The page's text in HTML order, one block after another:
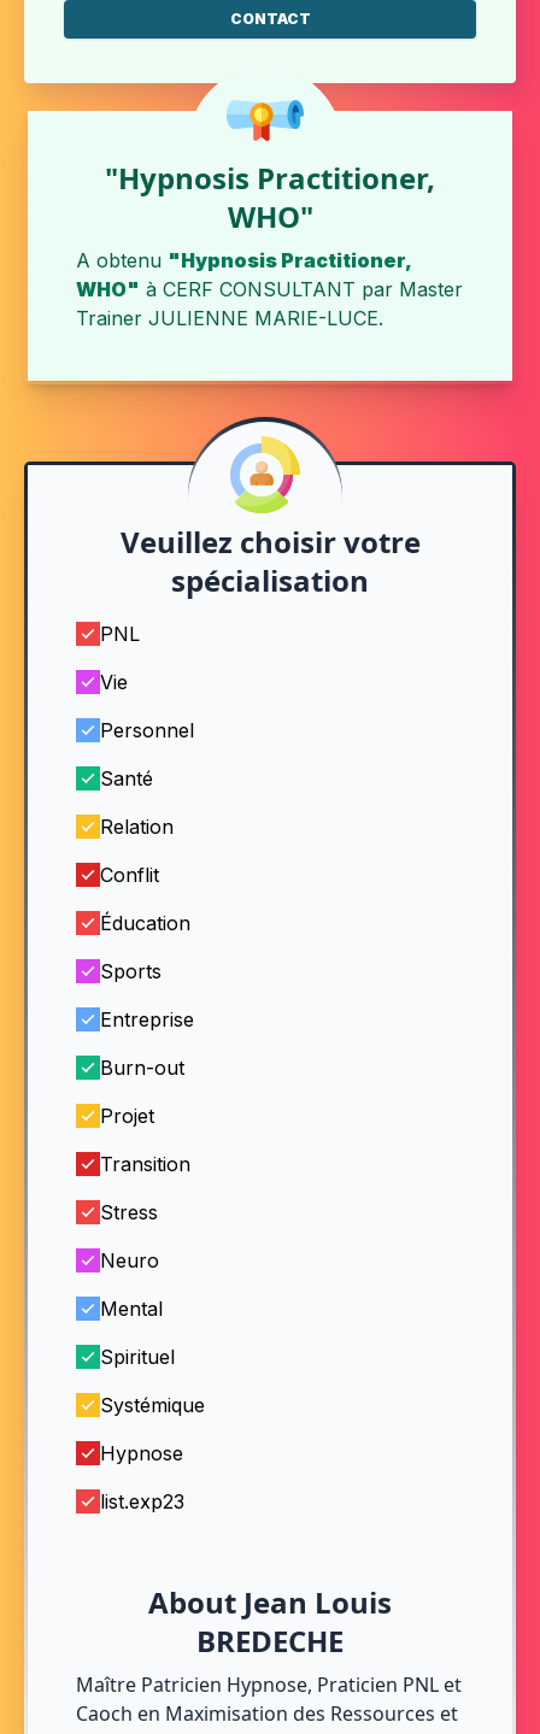
CONTACT
"Hypnosis Practitioner,
WHO"
A obtenu "Hypnosis Practitioner,
WHO" à CERF CONSULTANT par Master
Trainer JULIENNE MARIE-LUCE.
Veuillez choisir votre
spécialisation
PNL
Vie
Personnel
Santé
Relation
Conflit
Éducation
Sports
Entreprise
Burn-out
Projet
Transition
Stress
Neuro
Mental
Spirituel
Systémique
Hypnose
list.exp23
About Jean Louis
BREDECHE
Maître Patricien Hypnose, Praticien PNL et
Caoch en Maximisation des Ressources et